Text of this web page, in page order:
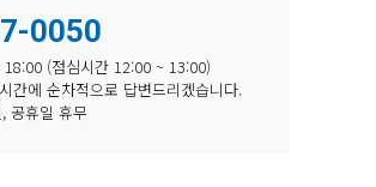
0050
(점심시간 12:00 ~ 13:00)
간에 순차적으로 답변드리겠습니다.
공휴일 휴무